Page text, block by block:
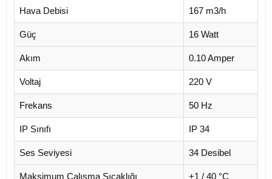
Hava Debisi 167 m3/h
Güç 16 Watt
Akım 0.10 Amper
Voltaj 220 V
Frekans 50 Hz
IP Sınıfı IP 34
Ses Seviyesi 34 Desibel
Maksimum Çalışma Sıcaklığı +1 / 40 °C